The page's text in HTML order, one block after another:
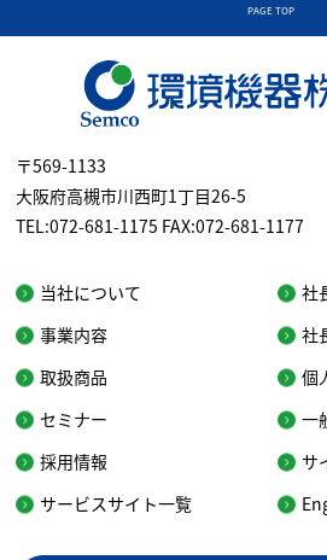
PAGE TOP
〒569-1133
大阪府高槻市川西町1丁目26-5
TEL:072-681-1175 FAX:072-681-1177
当社について
事業内容
取扱商品
セミナー
採用情報
サービスサイト一覧
社
社
個
一
サ